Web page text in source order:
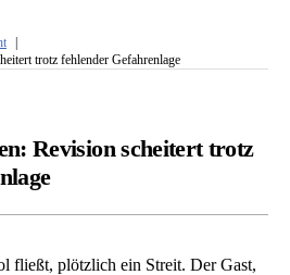
trotz fehlender Gefahrenlage
Revision scheitert trotz
fließt, plötzlich ein Streit. Der Gast,